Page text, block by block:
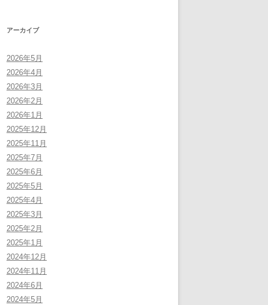
アーカイブ
2026年5月
2026年4月
2026年3月
2026年2月
2026年1月
2025年12月
2025年11月
2025年7月
2025年6月
2025年5月
2025年4月
2025年3月
2025年2月
2025年1月
2024年12月
2024年11月
2024年6月
2024年5月